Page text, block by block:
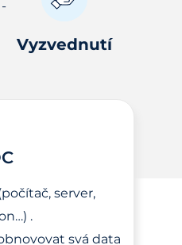
Vyzvednutí
server,
.
svá data